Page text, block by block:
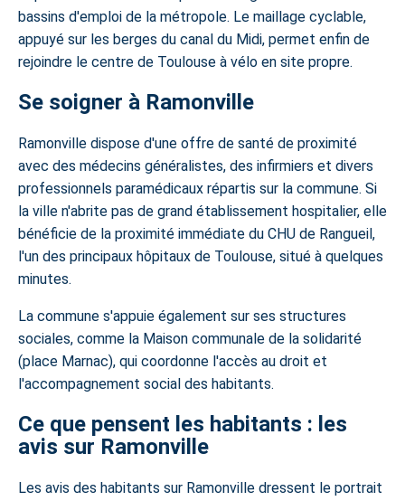
bassins d'emploi de la métropole. Le maillage cyclable,
appuyé sur les berges du canal du Midi, permet enfin de
rejoindre le centre de Toulouse à vélo en site propre.
Se soigner à Ramonville
Ramonville dispose d'une offre de santé de proximité
avec des médecins généralistes, des infirmiers et divers
professionnels paramédicaux répartis sur la commune. Si
la ville n'abrite pas de grand établissement hospitalier, elle
bénéficie de la proximité immédiate du CHU de Rangueil,
l'un des principaux hôpitaux de Toulouse, situé à quelques
minutes.
La commune s'appuie également sur ses structures
sociales, comme la Maison communale de la solidarité
(place Marnac), qui coordonne l'accès au droit et
l'accompagnement social des habitants.
Ce que pensent les habitants : les
avis sur Ramonville
Les avis des habitants sur Ramonville dressent le portrait